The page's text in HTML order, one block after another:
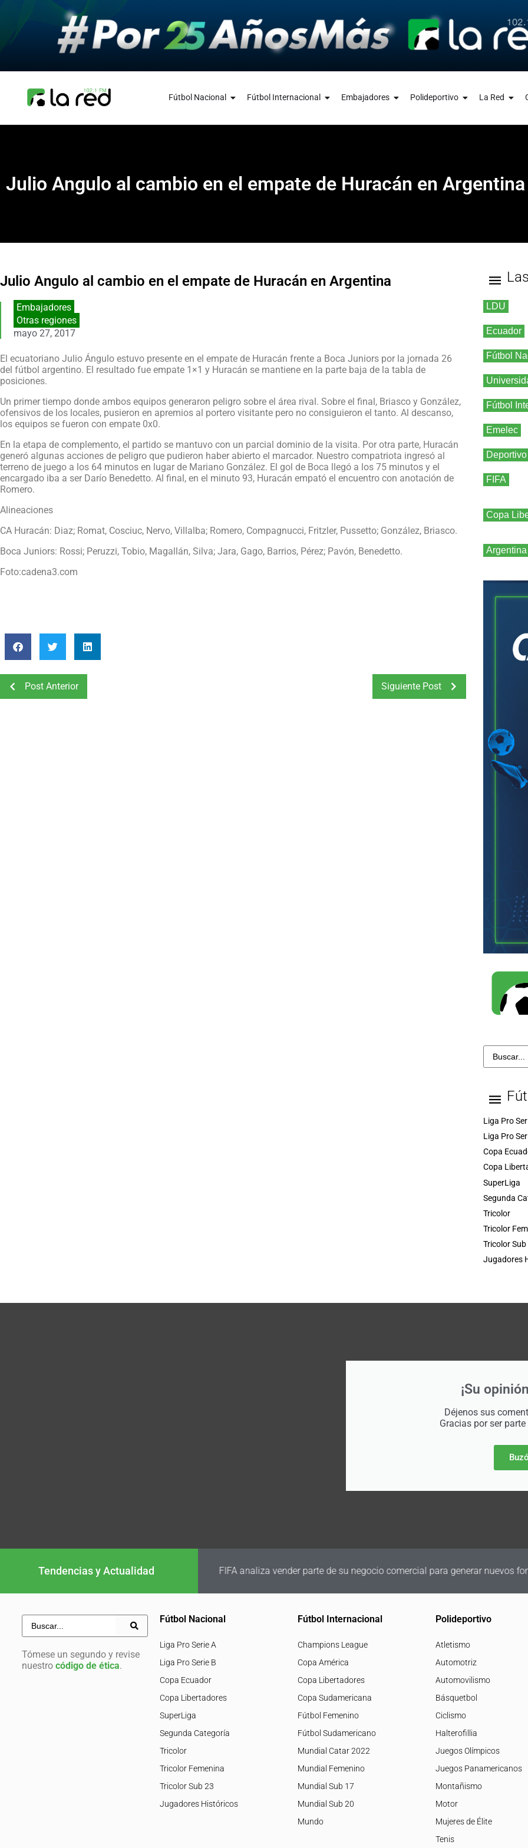
Fútbol Nacional Fútbol Internacional Embajadores Polideportivo La Red
Julio Angulo al cambio en el empate de Huracán en Argentina
Julio Angulo al cambio en el empate de Huracán en Argentina
Embajadores
Otras regiones
mayo 27, 2017
El ecuatoriano Julio Ángulo estuvo presente en el empate de Huracán frente a Boca Juniors por la jornada 26
del fútbol argentino. El resultado fue empate 1×1 y Huracán se mantiene en la parte baja de la tabla de
posiciones.
Un primer tiempo donde ambos equipos generaron peligro sobre el área rival. Sobre el final, Briasco y González,
ofensivos de los locales, pusieron en apremios al portero visitante pero no consiguieron el tanto. Al descanso,
los equipos se fueron con empate 0x0.
En la etapa de complemento, el partido se mantuvo con un parcial dominio de la visita. Por otra parte, Huracán
generó algunas acciones de peligro que pudieron haber abierto el marcador. Nuestro compatriota ingresó al
terreno de juego a los 64 minutos en lugar de Mariano González. El gol de Boca llegó a los 75 minutos y el
encargado iba a ser Darío Benedetto. Al final, en el minuto 93, Huracán empató el encuentro con anotación de
Romero.
Alineaciones
CA Huracán: Diaz; Romat, Cosciuc, Nervo, Villalba; Romero, Compagnucci, Fritzler, Pussetto; González, Briasco.
Boca Juniors: Rossi; Peruzzi, Tobio, Magallán, Silva; Jara, Gago, Barrios, Pérez; Pavón, Benedetto.
Foto:cadena3.com
Post Anterior Siguiente Post
LDU
Ecuador
Fútbol
Fútbol
Emelec
FIFA
Copa
Argentina
Liga Pro
Liga Pro
Copa
Copa
SuperLiga
Segunda
Tricolor
Tricolor
Tricolor Sub
Jugadores
¡Su
Déjenos sus
Gracias por ser
Tendencias y Actualidad FIFA analiza vender parte de su negocio comercial para generar nuevos
Tómese un segundo y revise
nuestro código de ética.
Fútbol Nacional
Liga Pro Serie A
Liga Pro Serie B
Copa Ecuador
Copa Libertadores
SuperLiga
Segunda Categoría
Tricolor
Tricolor Femenina
Tricolor Sub 23
Jugadores Históricos
Fútbol Internacional
Champions League
Copa América
Copa Libertadores
Copa Sudamericana
Fútbol Femenino
Fútbol Sudamericano
Mundial Catar 2022
Mundial Femenino
Mundial Sub 17
Mundial Sub 20
Mundo
Polideportivo
Atletismo
Automotriz
Automovilismo
Básquetbol
Ciclismo
Halterofillia
Juegos Olímpicos
Juegos Panamericanos
Montañismo
Motor
Mujeres de Élite
Tenis